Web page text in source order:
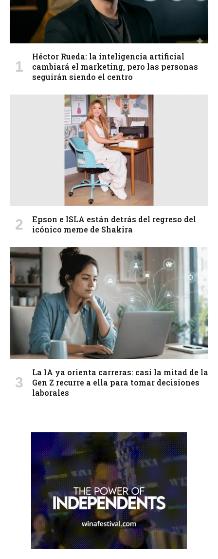
Héctor Rueda: la inteligencia artificial
cambiará el marketing, pero las personas
seguirán siendo el centro
Epson e ISLA están detrás del regreso del
icónico meme de Shakira
La IA ya orienta carreras: casi la mitad de la
Gen Z recurre a ella para tomar decisiones
laborales